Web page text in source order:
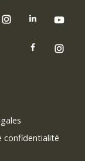
confidentialité